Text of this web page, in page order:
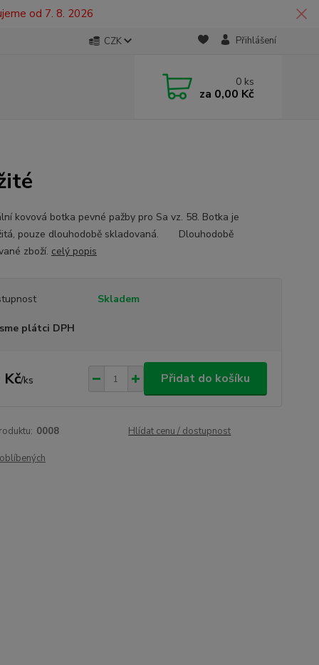
od 7. 8. 2026
CZK Přihlášení
0 ks
za 0,00 Kč
kovová botka pevné pažby pro Sa vz. 58. Botka je
pouze dlouhodobě skladovaná. Dlouhodobě
zboží. celý popis
Skladem
plátci DPH
Kč/ks Přidat do košíku
0008 Hlídat cenu / dostupnost